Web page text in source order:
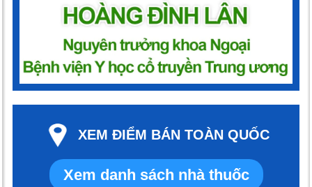
XEM ĐIỂM BÁN TOÀN QUỐC
Xem danh sách nhà thuốc